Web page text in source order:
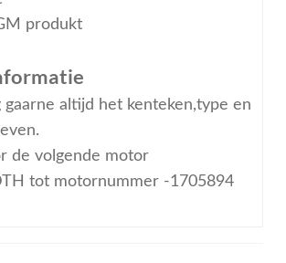
produkt
gaarne altijd het kenteken,type en
de volgende motor
tot motornummer -1705894